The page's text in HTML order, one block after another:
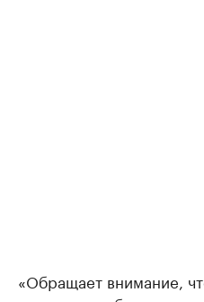
«Обращает внимание,